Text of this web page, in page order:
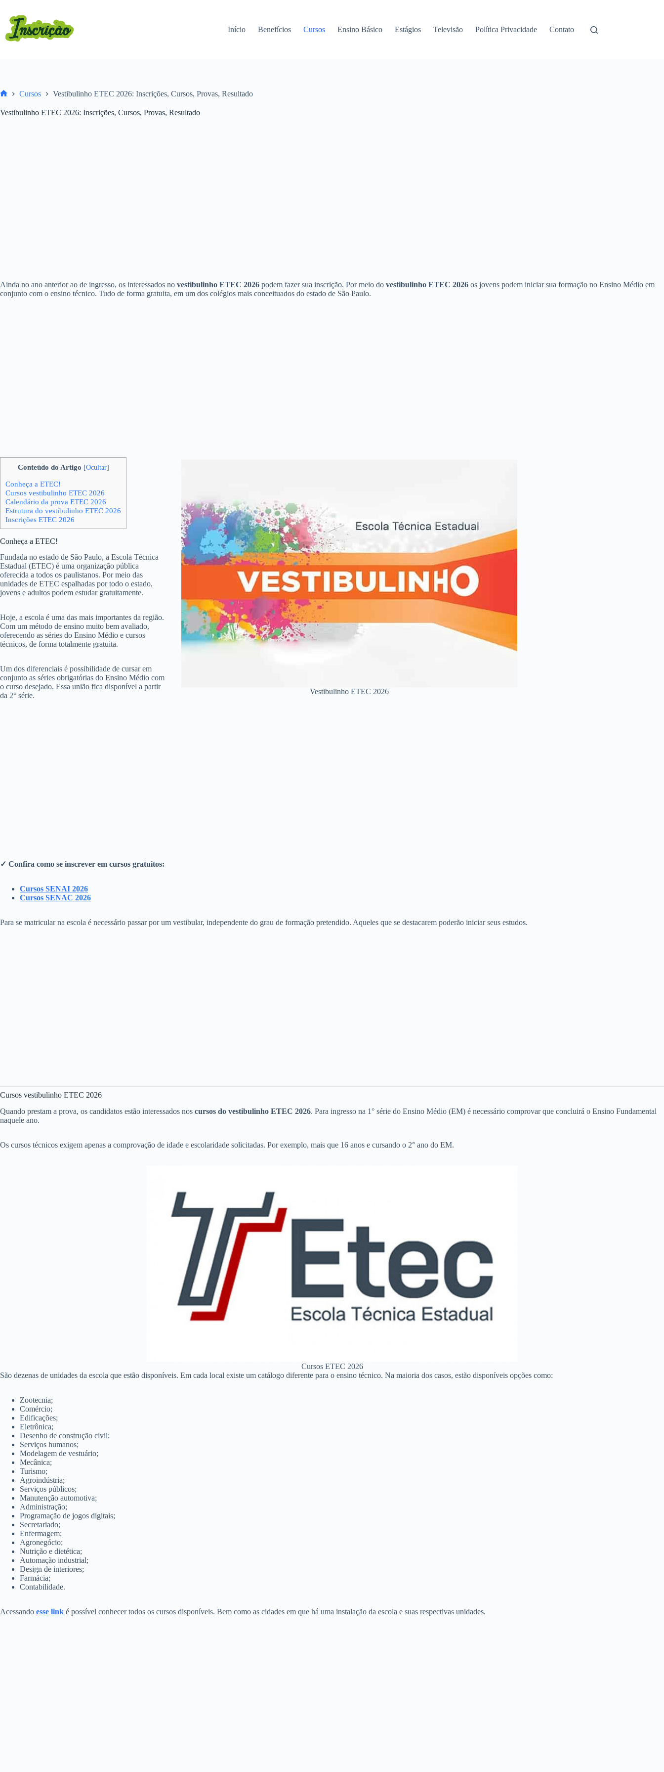
conteúdo
Início Benefícios Cursos Ensino Básico Estágios Televisão Política Privacidade Contato
Cursos Vestibulinho ETEC 2026: Inscrições, Cursos, Provas, Resultado
Vestibulinho ETEC 2026: Inscrições, Cursos, Provas, Resultado
Ainda no ano anterior ao de ingresso, os interessados no vestibulinho ETEC 2026 podem fazer sua inscrição. Por meio do vestibulinho ETEC 2026 os jovens podem iniciar sua formação no Ensino Médio em
conjunto com o ensino técnico. Tudo de forma gratuita, em um dos colégios mais conceituados do estado de São Paulo.
Vestibulinho ETEC 2026
Conteúdo do Artigo [Ocultar]
Conheça a ETEC!
Cursos vestibulinho ETEC 2026
Calendário da prova ETEC 2026
Estrutura do vestibulinho ETEC 2026
Inscrições ETEC 2026
Conheça a ETEC!
Fundada no estado de São Paulo, a Escola Técnica
Estadual (ETEC) é uma organização pública
oferecida a todos os paulistanos. Por meio das
unidades de ETEC espalhadas por todo o estado,
jovens e adultos podem estudar gratuitamente.
Hoje, a escola é uma das mais importantes da região.
Com um método de ensino muito bem avaliado,
oferecendo as séries do Ensino Médio e cursos
técnicos, de forma totalmente gratuita.
Um dos diferenciais é possibilidade de cursar em
conjunto as séries obrigatórias do Ensino Médio com
o curso desejado. Essa união fica disponível a partir
da 2° série.
✓ Confira como se inscrever em cursos gratuitos:
Cursos SENAI 2026
Cursos SENAC 2026
Para se matricular na escola é necessário passar por um vestibular, independente do grau de formação pretendido. Aqueles que se destacarem poderão iniciar seus estudos.
Cursos vestibulinho ETEC 2026
Quando prestam a prova, os candidatos estão interessados nos cursos do vestibulinho ETEC 2026. Para ingresso na 1° série do Ensino Médio (EM) é necessário comprovar que concluirá o Ensino Fundamental
naquele ano.
Os cursos técnicos exigem apenas a comprovação de idade e escolaridade solicitadas. Por exemplo, mais que 16 anos e cursando o 2° ano do EM.
Cursos ETEC 2026
São dezenas de unidades da escola que estão disponíveis. Em cada local existe um catálogo diferente para o ensino técnico. Na maioria dos casos, estão disponíveis opções como:
Zootecnia;
Comércio;
Edificações;
Eletrônica;
Desenho de construção civil;
Serviços humanos;
Modelagem de vestuário;
Mecânica;
Turismo;
Agroindústria;
Serviços públicos;
Manutenção automotiva;
Administração;
Programação de jogos digitais;
Secretariado;
Enfermagem;
Agronegócio;
Nutrição e dietética;
Automação industrial;
Design de interiores;
Farmácia;
Contabilidade.
Acessando esse link é possível conhecer todos os cursos disponíveis. Bem como as cidades em que há uma instalação da escola e suas respectivas unidades.